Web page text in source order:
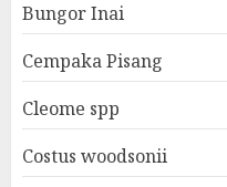
Bungor Inai
Cempaka Pisang
Cleome spp
Costus woodsonii